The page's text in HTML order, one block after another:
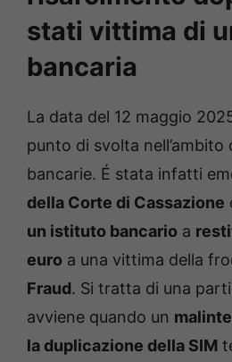
stati vittima di
bancaria
La data del 12 maggio
punto di svolta
bancarie. É stata infatti
della Corte di Cassazione
un istituto bancario a
euro a una vittima della
Fraud. Si tratta di una
avviene quando un
la duplicazione della SIM